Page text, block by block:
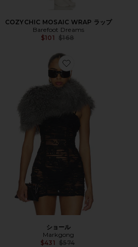
COZYCHIC MOSAIC WRAP ラップ
Barefoot Dreams
$101 Previous price:
$168
Favorite ショール
ショール
Markgong
$431 Previous price:
$574